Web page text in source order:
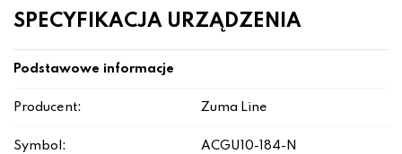
SPECYFIKACJA URZĄDZENIA
Podstawowe informacje
Producent: Zuma Line
Symbol: ACGU10-184-N